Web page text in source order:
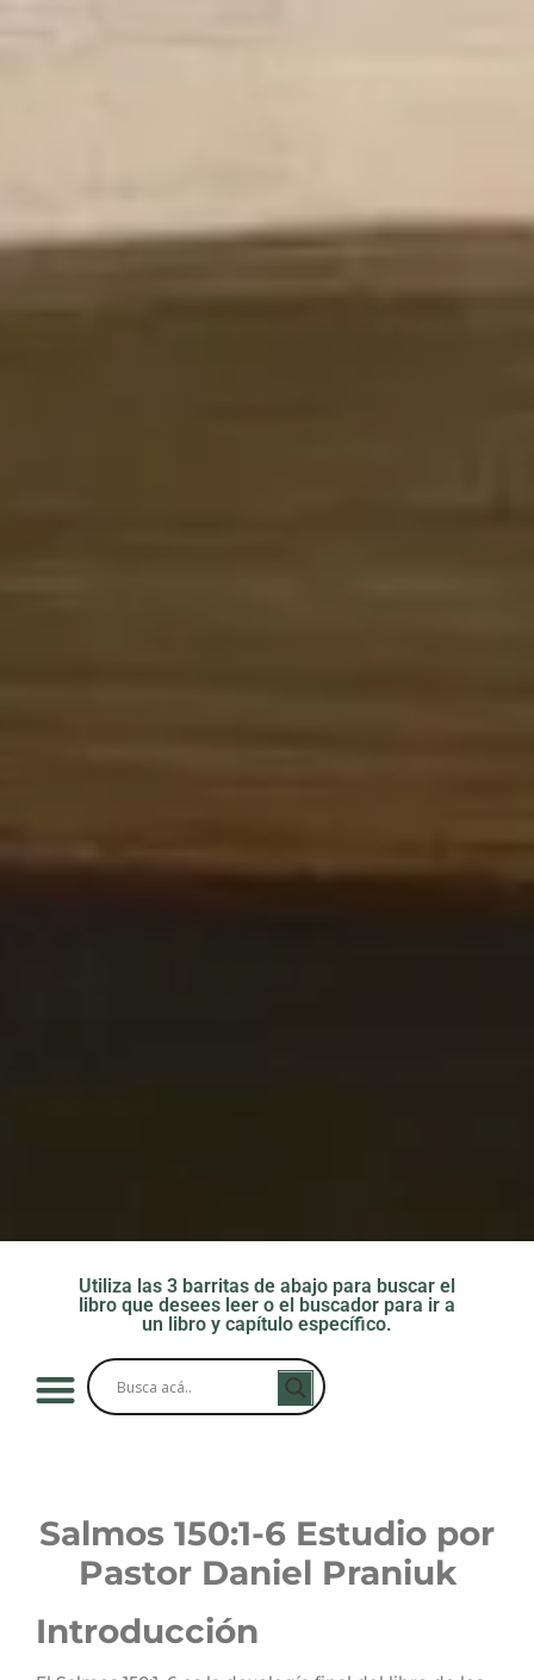
Utiliza las 3 barritas de abajo para buscar el
libro que desees leer o el buscador para ir a
un libro y capítulo específico.
Salmos 150:1-6 Estudio por
Pastor Daniel Praniuk
Introducción